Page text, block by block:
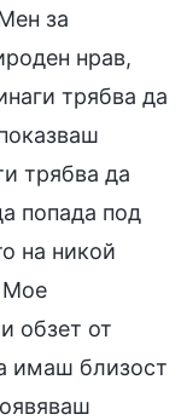
за
нрав,
трябва да
трябва да
попада под
на никой
Мое
обзет от
имаш близост